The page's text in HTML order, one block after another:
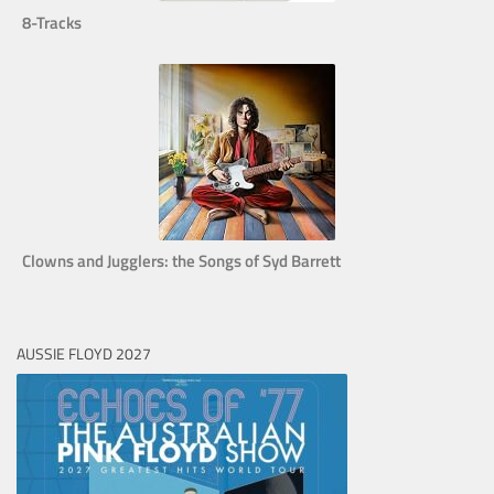
8-Tracks
Clowns and Jugglers: the Songs of Syd Barrett
AUSSIE FLOYD 2027